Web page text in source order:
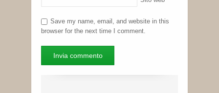
Save my name, email, and website in this
browser for the next time I comment.